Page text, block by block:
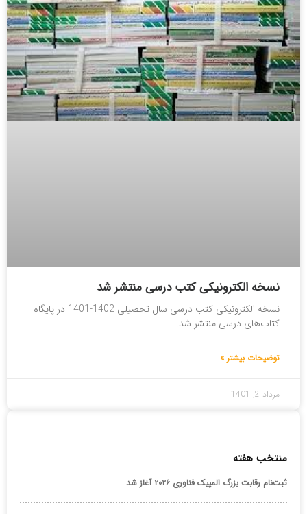
نسخه الکترونیکی کتب درسی منتشر شد
نسخه الکترونیکی کتب درسی سال تحصیلی 1402-1401 در پایگاه
کتاب‌های درسی منتشر شد.
توضیحات بیشتر »
مرداد 2, 1401
منتخب هفته
ثبت‌نام رقابت بزرگ المپیک فناوری ۲۰۲۶ آغاز شد